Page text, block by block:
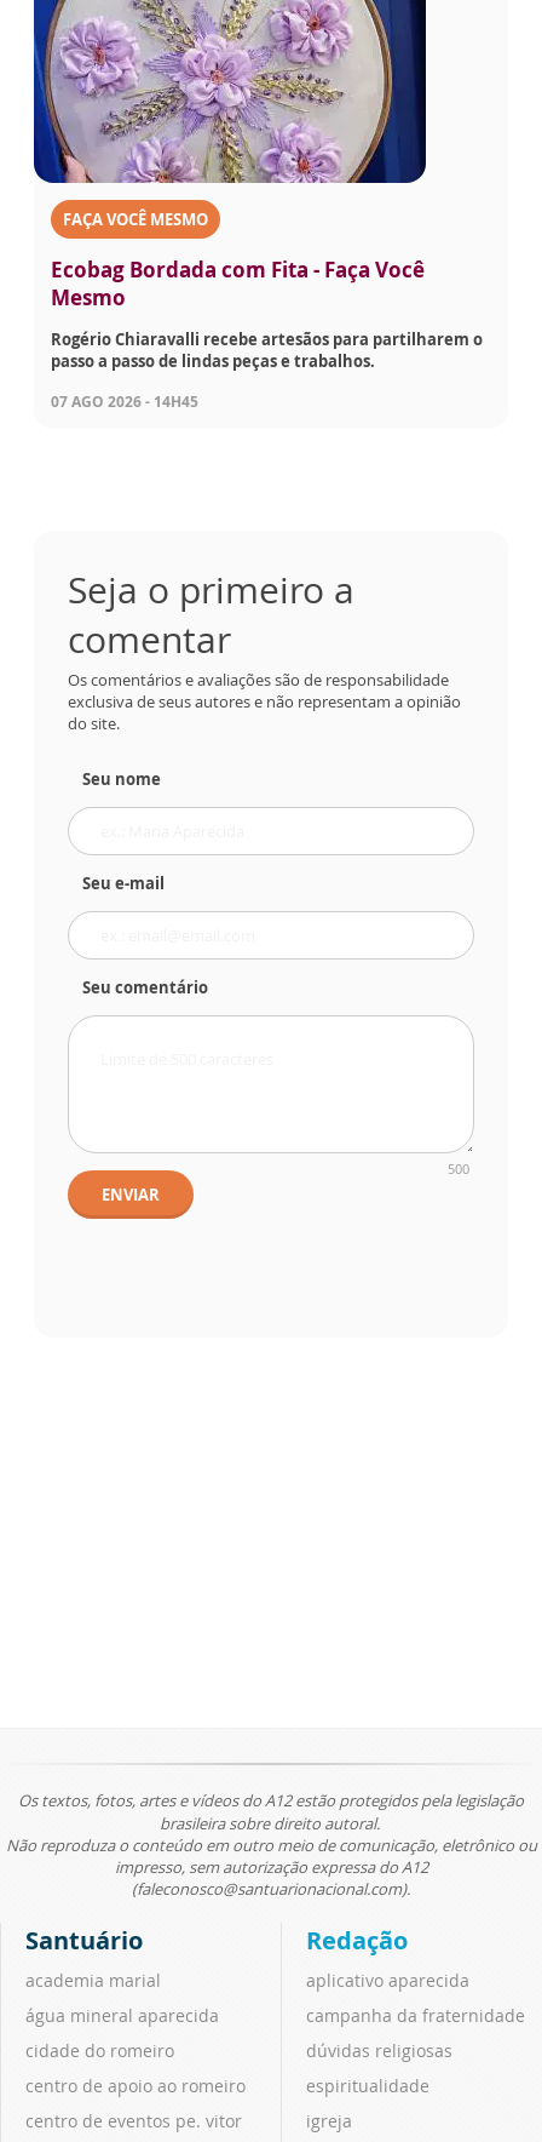
FAÇA VOCÊ MESMO
Ecobag Bordada com Fita - Faça Você
Mesmo
Rogério Chiaravalli recebe artesãos para partilharem o
passo a passo de lindas peças e trabalhos.
07 AGO 2026 - 14H45
Seja o primeiro a
comentar
Os comentários e avaliações são de responsabilidade
exclusiva de seus autores e não representam a opinião
do site.
Seu nome
Seu e-mail
Seu comentário
500
ENVIAR
Os textos, fotos, artes e vídeos do A12 estão protegidos pela legislação
brasileira sobre direito autoral.
Não reproduza o conteúdo em outro meio de comunicação, eletrônico ou
impresso, sem autorização expressa do A12
(faleconosco@santuarionacional.com).
Santuário
academia marial
água mineral aparecida
cidade do romeiro
centro de apoio ao romeiro
centro de eventos pe. vitor
Redação
aplicativo aparecida
campanha da fraternidade
dúvidas religiosas
espiritualidade
igreja